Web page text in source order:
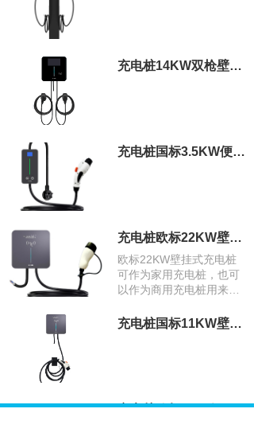
充电桩14KW双枪壁挂式商用充电桩
充电桩国标3.5KW便携式充电桩
充电桩欧标22KW壁挂式充电桩
欧标22KW壁挂式充电桩
可作为家用充电桩，也可
以作为商用充电桩用来运
充电桩国标11KW壁挂式充电桩
充电桩欧标7KW便携式充电桩